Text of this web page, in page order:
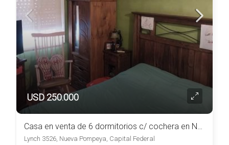
USD 250.000
Casa en venta de 6 dormitorios c/ cochera en Nueva Pompeya
Lynch 3526, Nueva Pompeya, Capital Federal